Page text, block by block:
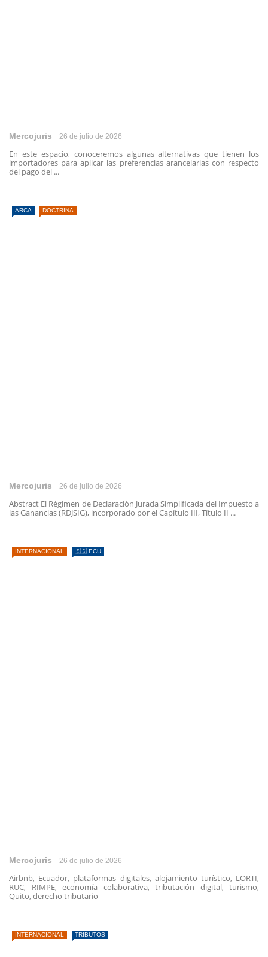
Mercojuris 26 de julio de 2026
En este espacio, conoceremos algunas alternativas que tienen los
importadores para aplicar las preferencias arancelarias con respecto
del pago del ...
ARCA DOCTRINA
Mercojuris 26 de julio de 2026
Abstract El Régimen de Declaración Jurada Simplificada del Impuesto a
las Ganancias (RDJSIG), incorporado por el Capítulo III, Título II ...
INTERNACIONAL 🇪🇨 ECU
Mercojuris 26 de julio de 2026
Airbnb, Ecuador, plataformas digitales, alojamiento turístico, LORTI,
RUC, RIMPE, economía colaborativa, tributación digital, turismo,
Quito, derecho tributario
INTERNACIONAL TRIBUTOS